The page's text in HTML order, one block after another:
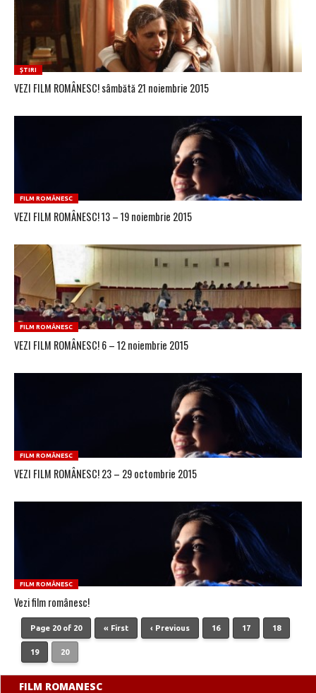
ȘTIRI
VEZI FILM ROMÂNESC! sâmbătă 21 noiembrie 2015
FILM ROMÂNESC
VEZI FILM ROMÂNESC! 13 – 19 noiembrie 2015
FILM ROMÂNESC
VEZI FILM ROMÂNESC! 6 – 12 noiembrie 2015
FILM ROMÂNESC
VEZI FILM ROMÂNESC! 23 – 29 octombrie 2015
FILM ROMÂNESC
Vezi film românesc!
Page 20 of 20 « First ‹ Previous 16 17 18
19 20
FILM ROMANESC